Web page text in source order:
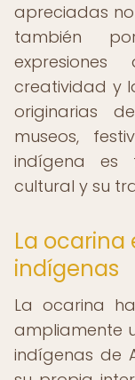
apreciadas
también
creatividad y
originarias
museos,
indígena es
cultural y su
La
indígenas
La ocarina
ampliamente
indígenas de